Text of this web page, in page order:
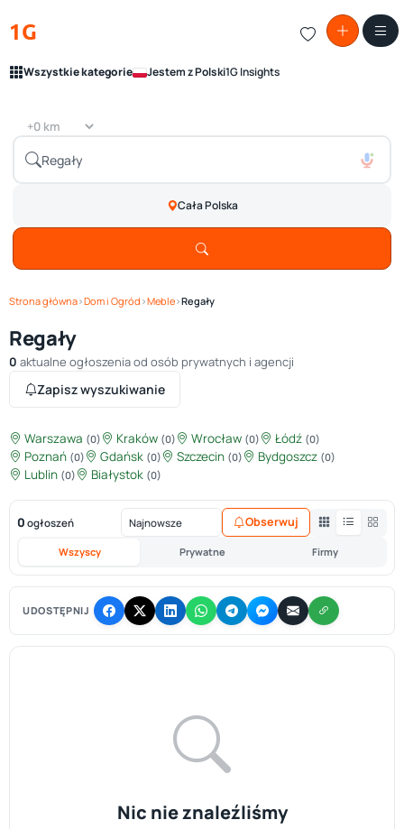
1G
Wszystkie kategorie Jestem z Polski1G Insights
Cała Polska
Strona główna›Dom i Ogród ›Meble›Regały
Regały
0 aktualne ogłoszenia od osób prywatnych i agencji
Zapisz wyszukiwanie
Warszawa (0) Kraków (0) Wrocław (0) Łódź (0)
Poznań (0) Gdańsk (0) Szczecin (0) Bydgoszcz (0)
Lublin (0) Białystok (0)
0 ogłoszeń
Wszyscy Prywatne Firmy
Obserwuj
UDOSTĘPNIJ
Nic nie znaleźliśmy